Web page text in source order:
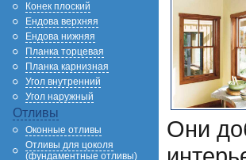
Конек плоский
Ендова верхняя
Ендова нижняя
Планка торцевая
Планка карнизная
Угол внутренний
Угол наружный
Отливы
Оконные отливы
Отливы для цоколя
(фундаментные отливы)
Они